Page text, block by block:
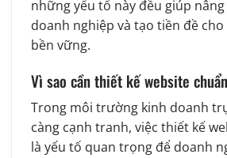
những yếu tố này đều giúp
doanh nghiệp và tạo tiền đề
bền vững.
Vì sao cần thiết kế website
Trong môi trường kinh doanh
càng cạnh tranh, việc thiết kế
là yếu tố quan trọng để doanh